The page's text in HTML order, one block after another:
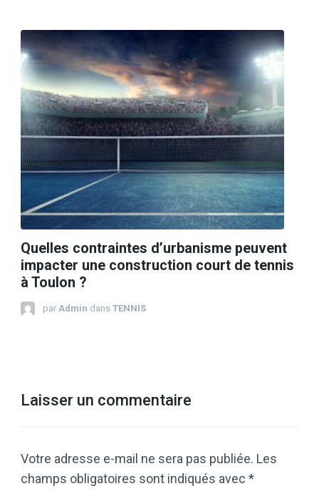
Quelles contraintes d’urbanisme peuvent
impacter une construction court de tennis
à Toulon ?
par Admin dans TENNIS
Laisser un commentaire
Votre adresse e-mail ne sera pas publiée. Les
champs obligatoires sont indiqués avec *